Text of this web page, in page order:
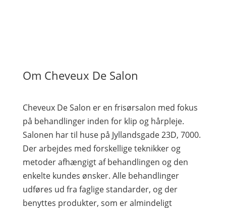
Om Cheveux De Salon
Cheveux De Salon er en frisørsalon med fokus
på behandlinger inden for klip og hårpleje.
Salonen har til huse på Jyllandsgade 23D, 7000.
Der arbejdes med forskellige teknikker og
metoder afhængigt af behandlingen og den
enkelte kundes ønsker. Alle behandlinger
udføres ud fra faglige standarder, og der
benyttes produkter, som er almindeligt